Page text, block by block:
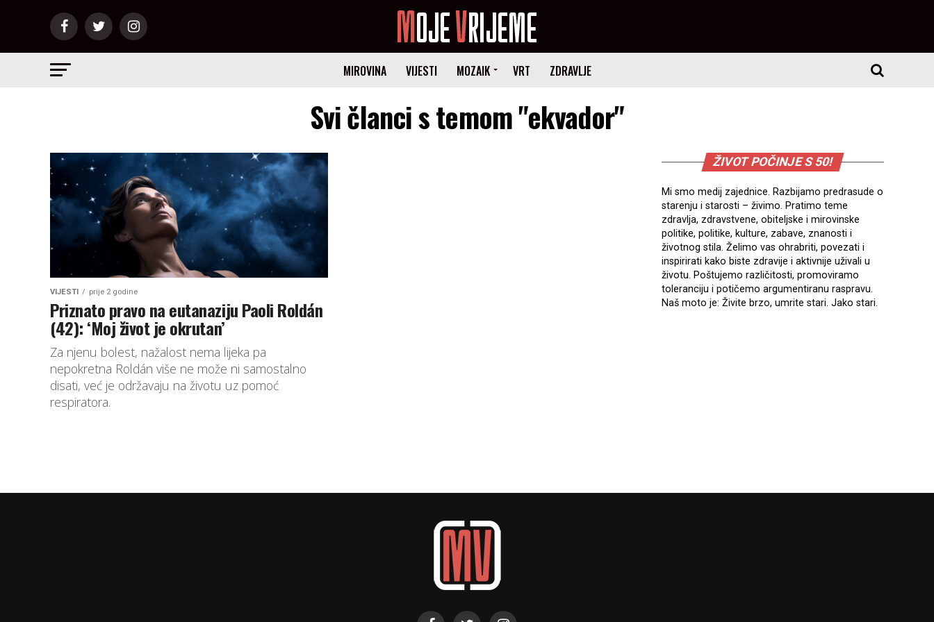
MIROVINA VIJESTI MOZAIK VRT ZDRAVLJE
Svi članci s temom "ekvador"
VIJESTI prije 2 godine
Priznato pravo na eutanaziju Paoli Roldán
(42): ‘Moj život je okrutan’
Za njenu bolest, nažalost nema lijeka pa
nepokretna Roldán više ne može ni samostalno
disati, već je održavaju na životu uz pomoć
respiratora.
ŽIVOT POČINJE S 50!
Mi smo medij zajednice. Razbijamo predrasude o
starenju i starosti – živimo. Pratimo teme
zdravlja, zdravstvene, obiteljske i mirovinske
politike, politike, kulture, zabave, znanosti i
životnog stila. Želimo vas ohrabriti, povezati i
inspirirati kako biste zdravije i aktivnije uživali u
životu. Poštujemo različitosti, promoviramo
toleranciju i potičemo argumentiranu raspravu.
Naš moto je: Živite brzo, umrite stari. Jako stari.